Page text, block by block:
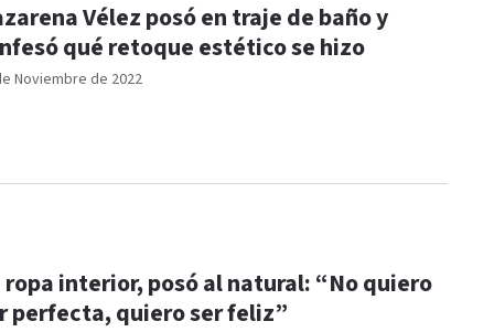
Noviembre de 2022
Vélez posó en traje de baño y
qué retoque estético se hizo
ropa interior, posó al natural: “No quiero
perfecta, quiero ser feliz”